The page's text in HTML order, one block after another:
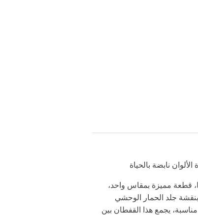
قطعة مميزة بمقاس واحد،
بنقشة جلد الحمار الوحشي
يجمع هذا القفطان بين